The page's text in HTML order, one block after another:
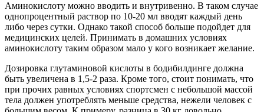
Аминокислоту можно вводить и внутривенно. В таком случае
однопроцентный раствор по 10-20 мл вводят каждый день
либо через сутки. Однако такой способ больше подойдет для
медицинских целей. Принимать в домашних условиях
аминокислоту таким образом мало у кого возникает желание.
Дозировка глутаминовой кислоты в бодибилдинге должна
быть увеличена в 1,5-2 раза. Кроме того, стоит понимать, что
при прочих равных условиях спортсмен с небольшой массой
тела должен употреблять меньше средства, нежели человек с